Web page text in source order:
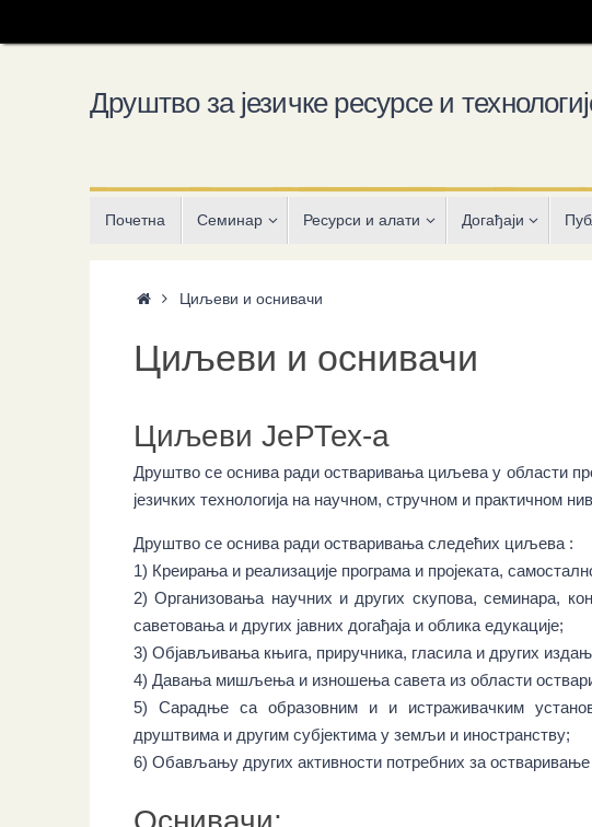
to
Друштво за језичке ресурсе и
Почетна Семинар Ресурси и алати Догађаји
HomeЦиљеви и оснивачи
Циљеви и оснивачи
Циљеви ЈеРТех-а
Друштво се оснива ради остваривања циљева у области
језичких технологија на научном, стручном и практичном
Друштво се оснива ради остваривања следећих циљева :
1) Креирања и реализације програма и пројеката,
2) Организовања научних и других скупова, семинара,
саветовања и других јавних догађаја и облика едукације;
3) Објављивања књига, приручника, гласила и других
4) Давања мишљења и изношења савета из области
5) Сарадње са образовним и и истраживачким
друштвима и другим субјектима у земљи и иностранству;
6) Обављању других активности потребних за